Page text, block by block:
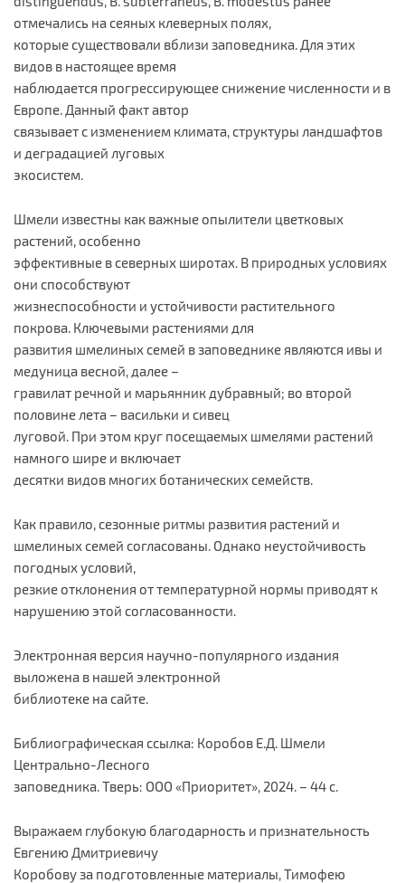
отмечались на сеяных клеверных полях,
которые существовали вблизи заповедника. Для этих
видов в настоящее время
наблюдается прогрессирующее снижение численности и в
Европе. Данный факт автор
связывает с изменением климата, структуры ландшафтов
и деградацией луговых
экосистем.
Шмели известны как важные опылители цветковых
растений, особенно
эффективные в северных широтах. В природных условиях
они способствуют
жизнеспособности и устойчивости растительного
покрова. Ключевыми растениями для
развития шмелиных семей в заповеднике являются ивы и
медуница весной, далее –
гравилат речной и марьянник дубравный; во второй
половине лета – васильки и сивец
луговой. При этом круг посещаемых шмелями растений
намного шире и включает
десятки видов многих ботанических семейств.
Как правило, сезонные ритмы развития растений и
шмелиных семей согласованы. Однако неустойчивость
погодных условий,
резкие отклонения от температурной нормы приводят к
нарушению этой согласованности.
Электронная версия научно-популярного издания
выложена в нашей электронной
библиотеке на сайте.
Библиографическая ссылка: Коробов Е.Д. Шмели
Центрально-Лесного
заповедника. Тверь: ООО «Приоритет», 2024. – 44 с.
Выражаем глубокую благодарность и признательность
Евгению Дмитриевичу
Коробову за подготовленные материалы, Тимофею